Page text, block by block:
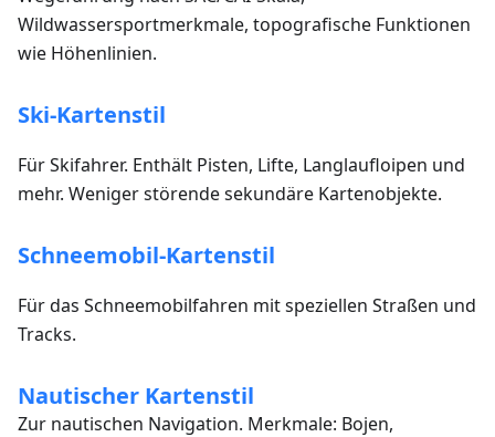
Wildwassersportmerkmale, topografische Funktionen
wie Höhenlinien.
Ski-Kartenstil
Für Skifahrer. Enthält Pisten, Lifte, Langlaufloipen und
mehr. Weniger störende sekundäre Kartenobjekte.
Schneemobil-Kartenstil
Für das Schneemobilfahren mit speziellen Straßen und
Tracks.
Nautischer Kartenstil
Zur nautischen Navigation. Merkmale: Bojen,